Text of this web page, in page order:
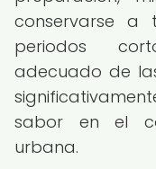
conservarse a
periodos
adecuado de
sabor en el
urbana.